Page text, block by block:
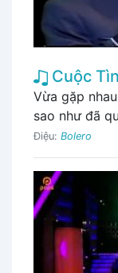
Cuộc
Vừa gặp nhau
sao như đã
Điệu: Bolero